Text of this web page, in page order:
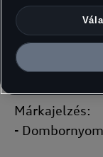
- 12
rekesz
- RFID-védelem
- Európai
Márkajelzés:
-